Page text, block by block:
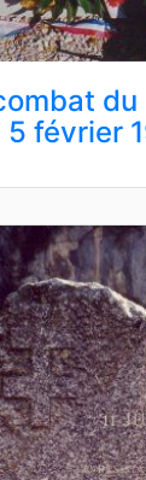
5 février